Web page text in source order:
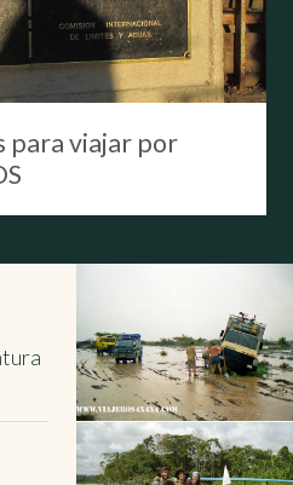
para viajar por